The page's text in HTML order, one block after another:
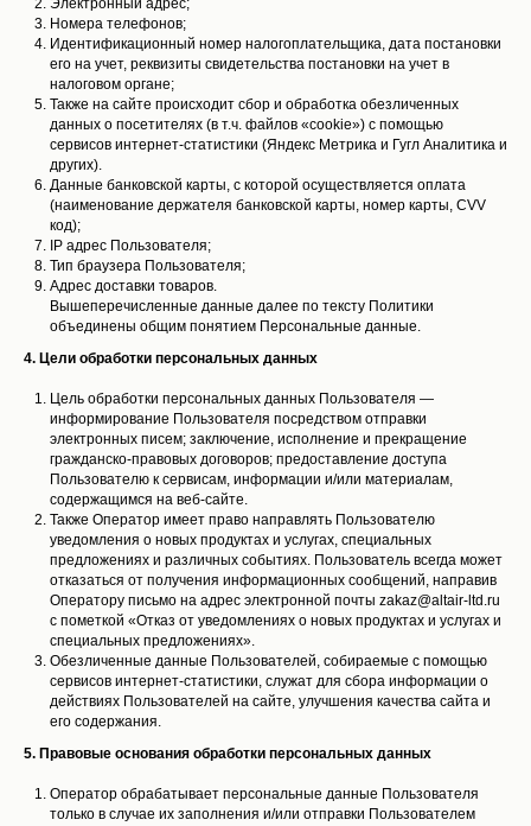
Электронный адрес;
Номера телефонов;
Идентификационный номер налогоплательщика, дата постановки
его на учет, реквизиты свидетельства постановки на учет в
налоговом органе;
Также на сайте происходит сбор и обработка обезличенных
данных о посетителях (в т.ч. файлов «cookie») с помощью
сервисов интернет-статистики (Яндекс Метрика и Гугл Аналитика и
других).
Данные банковской карты, с которой осуществляется оплата
(наименование держателя банковской карты, номер карты, CVV
код);
IP адрес Пользователя;
Тип браузера Пользователя;
Адрес доставки товаров.
Вышеперечисленные данные далее по тексту Политики
объединены общим понятием Персональные данные.
4. Цели обработки персональных данных
Цель обработки персональных данных Пользователя —
информирование Пользователя посредством отправки
электронных писем; заключение, исполнение и прекращение
гражданско-правовых договоров; предоставление доступа
Пользователю к сервисам, информации и/или материалам,
содержащимся на веб-сайте.
Также Оператор имеет право направлять Пользователю
уведомления о новых продуктах и услугах, специальных
предложениях и различных событиях. Пользователь всегда может
отказаться от получения информационных сообщений, направив
Оператору письмо на адрес электронной почты zakaz@altair-ltd.ru
с пометкой «Отказ от уведомлениях о новых продуктах и услугах и
специальных предложениях».
Обезличенные данные Пользователей, собираемые с помощью
сервисов интернет-статистики, служат для сбора информации о
действиях Пользователей на сайте, улучшения качества сайта и
его содержания.
5. Правовые основания обработки персональных данных
Оператор обрабатывает персональные данные Пользователя
только в случае их заполнения и/или отправки Пользователем